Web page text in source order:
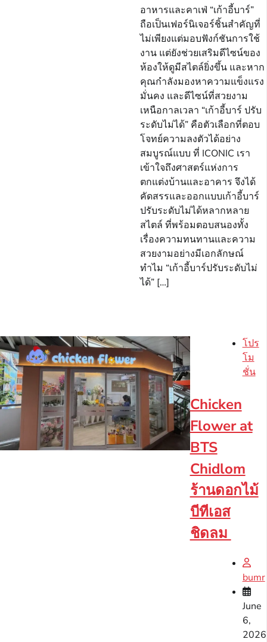
อาหารและคาเฟ่ “เก้าอี้บาร์”
ถือเป็นเฟอร์นิเจอร์ชิ้นสำคัญที่
ไม่เพียงแต่มอบฟังก์ชันการใช้
งาน แต่ยังช่วยเสริมดีไซน์ของ
ห้องให้ดูมีสไตล์ยิ่งขึ้น และหาก
คุณกำลังมองหาความแข็งแรง
มั่นคง และดีไซน์ที่สวยงาม
เหนือกาลเวลา “เก้าอี้บาร์ ปรับ
ระดับไม่ได้” คือตัวเลือกที่ตอบ
โจทย์ความลงตัวได้อย่าง
สมบูรณ์แบบ ที่ ICONIC เรา
เข้าใจถึงศาสตร์แห่งการ
ตกแต่งบ้านและอาคาร จึงได้
คัดสรรและออกแบบเก้าอี้บาร์
ปรับระดับไม่ได้หลากหลาย
สไตล์ ที่พร้อมตอบสนองทั้ง
เรื่องความทนทานและความ
สวยงามอย่างมีเอกลักษณ์
ทำไม “เก้าอี้บาร์ปรับระดับไม่
ได้” […]
โปร
โม
ชั่น
Chicken
Flower at
BTS
Chidlom
ร้านดอกไม้
บีทีเอส
ชิดลม
bumr
June
6,
2026